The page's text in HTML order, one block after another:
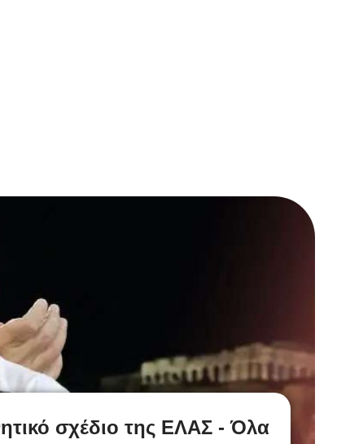
σχέδιο της ΕΛΑΣ - Όλα